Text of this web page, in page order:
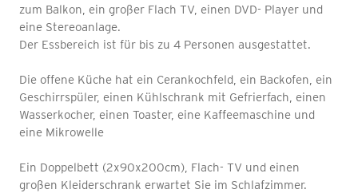
zum Balkon, ein großer Flach TV, einen DVD- Player und
eine Stereoanlage.
Der Essbereich ist für bis zu 4 Personen ausgestattet.
Die offene Küche hat ein Cerankochfeld, ein Backofen, ein
Geschirrspüler, einen Kühlschrank mit Gefrierfach, einen
Wasserkocher, einen Toaster, eine Kaffeemaschine und
eine Mikrowelle
Ein Doppelbett (2x90x200cm), Flach- TV und einen
großen Kleiderschrank erwartet Sie im Schlafzimmer.